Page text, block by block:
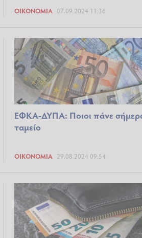
ΟΙΚΟΝΟΜΊΑ 07.09.2024 11:36
ΕΦΚΑ-ΔΥΠΑ: Ποιοι πάνε
ταμείο
ΟΙΚΟΝΟΜΊΑ 29.08.2024 09:54